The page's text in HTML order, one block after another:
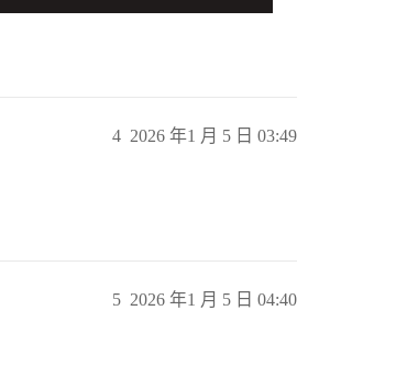
2026 年1 月 5 日 03:49
4
2026 年1 月 5 日 04:40
5